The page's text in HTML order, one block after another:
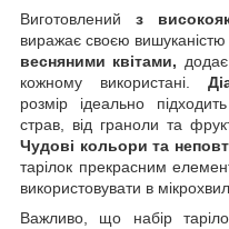
Виготовлений з
виражає своєю вишуканістю
весняними квітами, додає
кожному використані.
розмір ідеально
страв, від граноли та
Чудові кольори та
тарілок прекрасним
використовувати в
Важливо, що набір